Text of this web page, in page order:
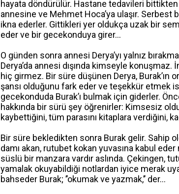
hayata döndürülür. Hastane tedavileri
annesine ve Mehmet Hoca’ya ulaşır. Serbest
ikna ederler. Gittikleri yer oldukça uzak bir
eder ve bir gecekonduya girer…
O günden sonra annesi Derya’yı yalnız
Derya’da annesi dışında kimseyle
hiç girmez. Bir süre düşünen Derya,
şansı olduğunu fark eder ve teşekkür etmek
gecekonduda Burak’ı bulmak için giderler.
hakkında bir sürü şey öğrenirler: Kimsesiz
kaybettiğini, tüm parasını kitaplara verdiğini,
Bir süre bekledikten sonra Burak gelir. Sahip
damı akan, rutubet kokan yuvasına kabul
süslü bir manzara vardır aslında. Çekingen,
yamalak okuyabildiği notlardan iyice merak
bahseder Burak; ’’okumak ve yazmak,’’ der…